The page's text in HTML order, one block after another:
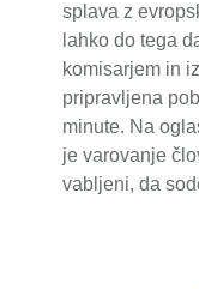
splava z
lahko do tega
komisarjem in
pripravljena
minute. Na
je varovanje
vabljeni, da